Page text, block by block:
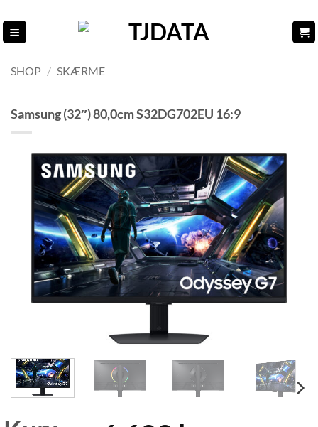
til
indhold
SHOP / SKÆRME
Samsung (32″) 80,0cm S32DG702EU 16:9